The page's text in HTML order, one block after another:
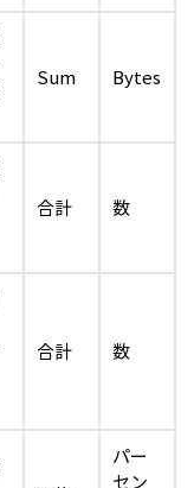
Sum Bytes
合計 数
合計 数
パー
セン